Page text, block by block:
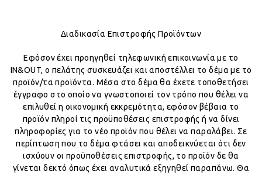
Διαδικασία Επιστροφής Προϊόντων
Εφόσον έχει προηγηθεί τηλεφωνική επικοινωνία με το
IN&OUT, ο πελάτης συσκευάζει και αποστέλλει το δέμα με το
προϊόν/τα προϊόντα. Μέσα στο δέμα θα έχετε τοποθετήσει
έγγραφο στο οποίο να γνωστοποιεί τον τρόπο που θέλει να
επιλυθεί η οικονομική εκκρεμότητα, εφόσον βέβαια το
προϊόν πληροί τις προϋποθέσεις επιστροφής ή να δίνει
πληροφορίες για το νέο προϊόν που θέλει να παραλάβει. Σε
περίπτωση που το δέμα φτάσει και αποδεικνύεται ότι δεν
ισχύουν οι προϋποθέσεις επιστροφής, το προϊόν δε θα
γίνεται δεκτό όπως έχει αναλυτικά εξηγηθεί παραπάνω. Θα